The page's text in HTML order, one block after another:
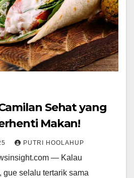
Sehat yang
Makan!
PUTRI HOOLAHUP
— Kalau
gue selalu tertarik sama